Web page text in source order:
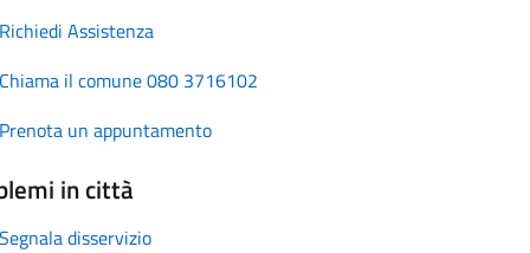
Richiedi Assistenza
Chiama il comune 080 3716102
Prenota un appuntamento
in città
Segnala disservizio